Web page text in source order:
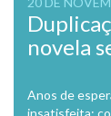
novela
Anos de
insatisfeita;